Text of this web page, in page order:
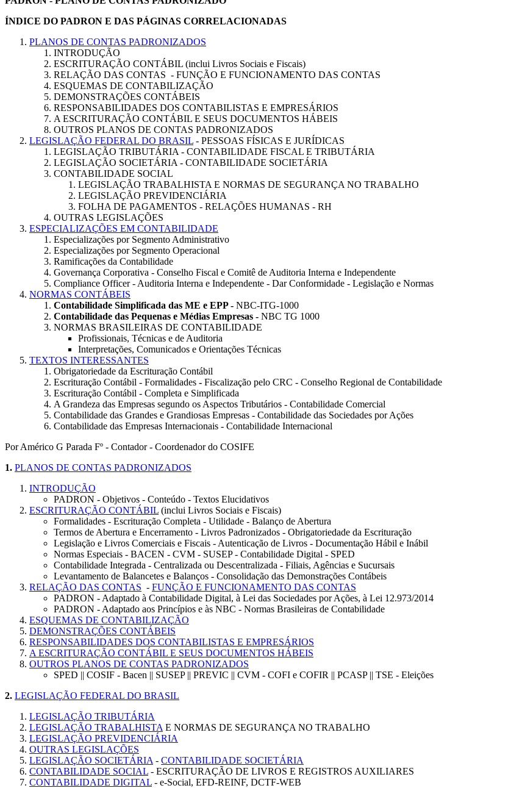
ÍNDICE DO PADRON E DAS PÁGINAS CORRELACIONADAS
PLANOS DE CONTAS PADRONIZADOS
INTRODUÇÃO
ESCRITURAÇÃO CONTÁBIL (inclui Livros Sociais e Fiscais)
RELAÇÃO DAS CONTAS - FUNÇÃO E FUNCIONAMENTO DAS CONTAS
ESQUEMAS DE CONTABILIZAÇÃO
DEMONSTRAÇÕES CONTÁBEIS
RESPONSABILIDADES DOS CONTABILISTAS E EMPRESÁRIOS
A ESCRITURAÇÃO CONTÁBIL E SEUS DOCUMENTOS HÁBEIS
OUTROS PLANOS DE CONTAS PADRONIZADOS
LEGISLAÇÃO FEDERAL DO BRASIL - PESSOAS FÍSICAS E JURÍDICAS
LEGISLAÇÃO TRIBUTÁRIA - CONTABILIDADE FISCAL E TRIBUTÁRIA
LEGISLAÇÃO SOCIETÁRIA - CONTABILIDADE SOCIETÁRIA
CONTABILIDADE SOCIAL
LEGISLAÇÃO TRABALHISTA E NORMAS DE SEGURANÇA NO TRABALHO
LEGISLAÇÃO PREVIDENCIÁRIA
FOLHA DE PAGAMENTOS - RELAÇÕES HUMANAS - RH
OUTRAS LEGISLAÇÕES
ESPECIALIZAÇÕES EM CONTABILIDADE
Especializações por Segmento Administrativo
Especializações por Segmento Operacional
Ramificações da Contabilidade
Governança Corporativa - Conselho Fiscal e Comitê de Auditoria Interna e Independente
Compliance Officer - Auditoria Interna e Independente - Dar Conformidade - Legislação e Normas
NORMAS CONTÁBEIS
Contabilidade Simplificada das ME e EPP - NBC-ITG-1000
Contabilidade das Pequenas e Médias Empresas - NBC TG 1000
NORMAS BRASILEIRAS DE CONTABILIDADE
Profissionais, Técnicas e de Auditoria
Interpretações, Comunicados e Orientações Técnicas
TEXTOS INTERESSANTES
Obrigatoriedade da Escrituração Contábil
Escrituração Contábil - Formalidades - Fiscalização pelo CRC - Conselho Regional de Contabilidade
Escrituração Contábil - Completa e Simplificada
A Grandeza das Empresas segundo os Aspectos Tributários - Contabilidade Comercial
Contabilidade das Grandes e Grandiosas Empresas - Contabilidade das Sociedades por Ações
Contabilidade das Empresas Internacionais - Contabilidade Internacional
Por Américo G Parada Fº - Contador - Coordenador do COSIFE
1. PLANOS DE CONTAS PADRONIZADOS
INTRODUÇÃO
PADRON - Objetivos - Conteúdo - Textos Elucidativos
ESCRITURAÇÃO CONTÁBIL (inclui Livros Sociais e Fiscais)
Formalidades - Escrituração Completa - Utilidade - Balanço de Abertura
Termos de Abertura e Encerramento - Livros Padronizados - Obrigatoriedade da Escrituração
Legislação e Livros Comerciais e Fiscais - Autenticação de Livros - Documentação Hábil e Inábil
Normas Especiais - BACEN - CVM - SUSEP - Contabilidade Digital - SPED
Contabilidade Integrada - Centralizada ou Descentralizada - Filiais, Agências e Sucursais
Levantamento de Balancetes e Balanços - Consolidação das Demonstrações Contábeis
RELAÇÃO DAS CONTAS - FUNÇÃO E FUNCIONAMENTO DAS CONTAS
PADRON - Adaptado à Contabilidade Digital, à Lei das Sociedades por Ações, à Lei 12.973/2014
PADRON - Adaptado aos Princípios e às NBC - Normas Brasileiras de Contabilidade
ESQUEMAS DE CONTABILIZAÇÃO
DEMONSTRAÇÕES CONTÁBEIS
RESPONSABILIDADES DOS CONTABILISTAS E EMPRESÁRIOS
A ESCRITURAÇÃO CONTÁBIL E SEUS DOCUMENTOS HÁBEIS
OUTROS PLANOS DE CONTAS PADRONIZADOS
SPED || COSIF - Bacen || SUSEP || PREVIC || CVM - COFI e COFIR || PCASP || TSE - Eleições
2. LEGISLAÇÃO FEDERAL DO BRASIL
LEGISLAÇÃO TRIBUTÁRIA
LEGISLAÇÃO TRABALHISTA E NORMAS DE SEGURANÇA NO TRABALHO
LEGISLAÇÃO PREVIDENCIÁRIA
OUTRAS LEGISLAÇÕES
LEGISLAÇÃO SOCIETÁRIA - CONTABILIDADE SOCIETÁRIA
CONTABILIDADE SOCIAL - ESCRITURAÇÃO DE LIVROS E REGISTROS AUXILIARES
CONTABILIDADE DIGITAL - e-Social, EFD-REINF, DCTF-WEB